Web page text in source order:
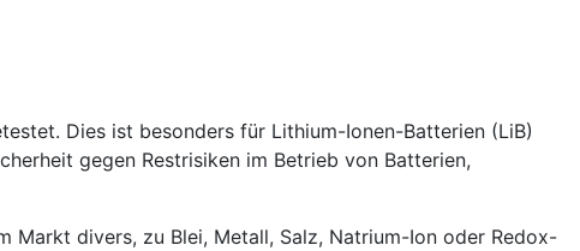
Dies ist besonders für Lithium-Ionen-Batterien (LiB)
gegen Restrisiken im Betrieb von Batterien,
Markt divers, zu Blei, Metall, Salz, Natrium-Ion oder Redox-